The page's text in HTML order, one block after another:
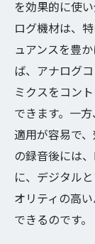
を効果的に使
ログ機材は、
ュアンスを豊
ば、アナログ
ミクスをコン
できます。一
適用が容易で
の録音後には
に、デジタル
オリティの高
できるのです。